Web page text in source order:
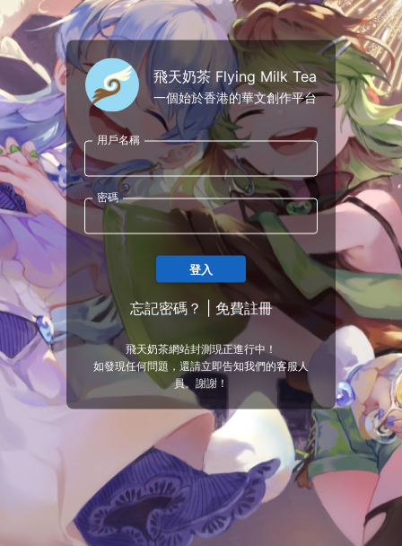
飛天奶茶 Flying Milk Tea
一個始於香港的華文創作平台
用戶名稱
密碼
登入
忘記密碼？ 免費註冊
飛天奶茶網站封測現正進行中！
如發現任何問題，還請立即告知我們的客服人
員。謝謝！